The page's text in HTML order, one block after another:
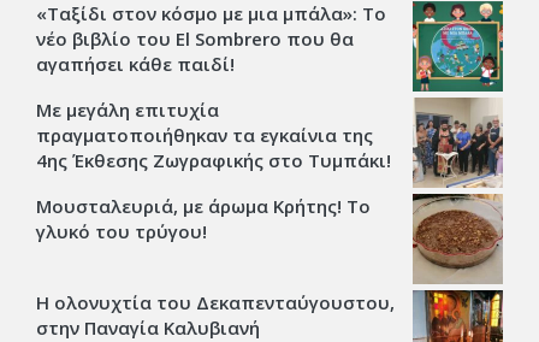
«Ταξίδι στον κόσμο με μια μπάλα»: Το
νέο βιβλίο του El Sombrero που θα
αγαπήσει κάθε παιδί!
Με μεγάλη επιτυχία
πραγματοποιήθηκαν τα εγκαίνια της
4ης Έκθεσης Ζωγραφικής στο Τυμπάκι!
Μουσταλευριά, με άρωμα Κρήτης! Το
γλυκό του τρύγου!
Η ολονυχτία του Δεκαπενταύγουστου,
στην Παναγία Καλυβιανή